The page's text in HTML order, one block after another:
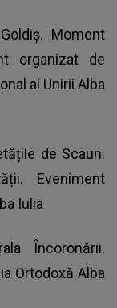
Moment
organizat de
al Unirii Alba
de Scaun.
Eveniment
Iulia
Încoronării.
Ortodoxă Alba